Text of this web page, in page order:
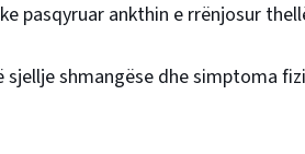
pasqyruar ankthin e rrënjosur
shmangëse dhe simptoma